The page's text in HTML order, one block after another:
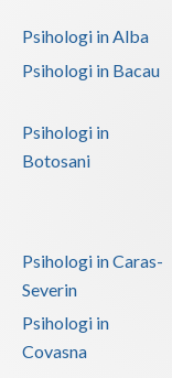
Psihologi in Alba
Psihologi in Bacau
Psihologi in
Botosani
Psihologi in Caras-
Severin
Psihologi in
Covasna